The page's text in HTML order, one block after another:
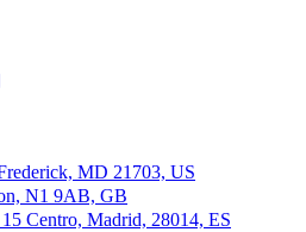
MD 21703, US
N1 9AB, GB
Centro, Madrid, 28014, ES